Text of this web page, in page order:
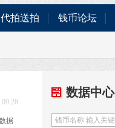
代拍送拍 钱币论坛
09:28
据
数据中心